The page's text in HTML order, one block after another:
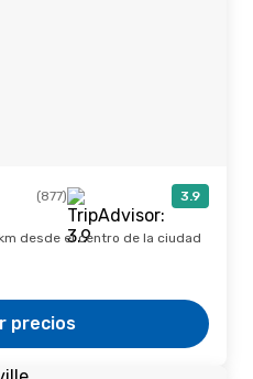
(877) 3.9
desde el centro de la ciudad
precios